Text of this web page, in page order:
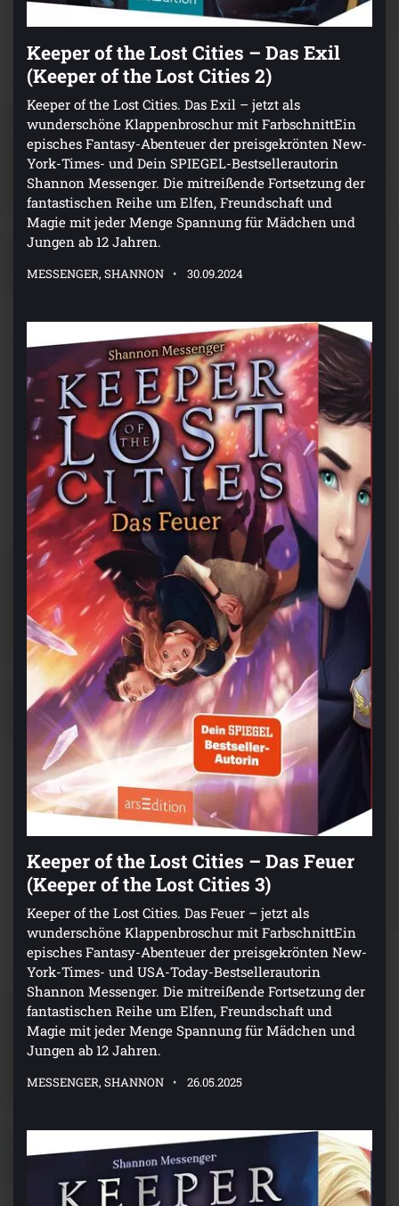
Keeper of the Lost Cities – Das Exil
(Keeper of the Lost Cities 2)
Keeper of the Lost Cities. Das Exil – jetzt als
wunderschöne Klappenbroschur mit FarbschnittEin
episches Fantasy-Abenteuer der preisgekrönten New-
York-Times- und Dein SPIEGEL-Bestsellerautorin
Shannon Messenger. Die mitreißende Fortsetzung der
fantastischen Reihe um Elfen, Freundschaft und
Magie mit jeder Menge Spannung für Mädchen und
Jungen ab 12 Jahren.
MESSENGER, SHANNON 30.09.2024
Keeper of the Lost Cities – Das Feuer
(Keeper of the Lost Cities 3)
Keeper of the Lost Cities. Das Feuer – jetzt als
wunderschöne Klappenbroschur mit FarbschnittEin
episches Fantasy-Abenteuer der preisgekrönten New-
York-Times- und USA-Today-Bestsellerautorin
Shannon Messenger. Die mitreißende Fortsetzung der
fantastischen Reihe um Elfen, Freundschaft und
Magie mit jeder Menge Spannung für Mädchen und
Jungen ab 12 Jahren.
MESSENGER, SHANNON 26.05.2025